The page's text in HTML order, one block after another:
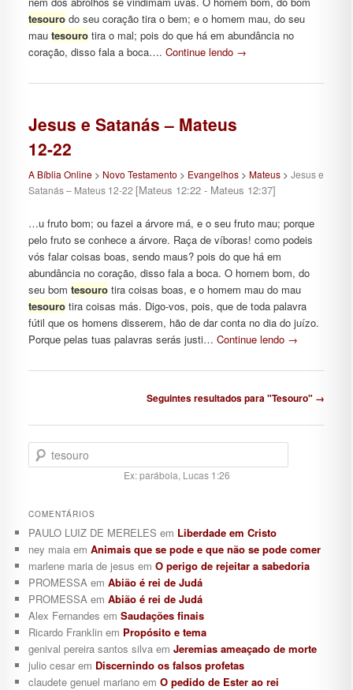
tesourodo seu coração tira o bem; e o homem mau, do seu
mau tesourotira o mal; pois do que há em abundância no
coração, disso fala a boca…. Continue lendo →
Jesus e Satanás – Mateus
12-22
A Bíblia Online> Novo Testamento > Evangelhos> Mateus> Jesus e
Satanás – Mateus 12-22 [Mateus 12:22 - Mateus 12:37]
…u fruto bom; ou fazei a árvore má, e o seu fruto mau; porque
pelo fruto se conhece a árvore. Raça de víboras! como podeis
vós falar coisas boas, sendo maus? pois do que há em
abundância no coração, disso fala a boca. O homem bom, do
seu bom tesourotira coisas boas, e o homem mau do mau
tesourotira coisas más. Digo-vos, pois, que de toda palavra
fútil que os homens disserem, hão de dar conta no dia do juízo.
Porque pelas tuas palavras serás justi… Continue lendo →
Seguintes resultados para "Tesouro" →
Pesquisar
Ex: parábola, Lucas 1:26
COMENTÁRIOS
PAULO LUIZ DE MERELES em Liberdade em Cristo
ney maiaem Animais que se pode e que não se pode comer
marlene maria de jesus em O perigo de rejeitar a sabedoria
PROMESSA em Abião é rei de Judá
PROMESSA em Abião é rei de Judá
Alex Fernandes em Saudações finais
Ricardo Franklinem Propósito e tema
genival pereira santos silvaem Jeremias ameaçado de morte
julio cesarem Discernindo os falsos profetas
claudete genuel marianoem O pedido de Ester ao rei